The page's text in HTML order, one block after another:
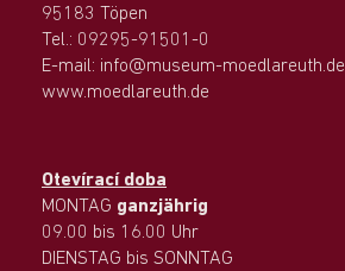
95183 Töpen
Tel.: 09295-91501-0
E-mail: info@museum-moedlareuth.de
www.moedlareuth.de
Otevírací doba
MONTAG ganzjährig
09.00 bis 16.00 Uhr
DIENSTAG bis SONNTAG